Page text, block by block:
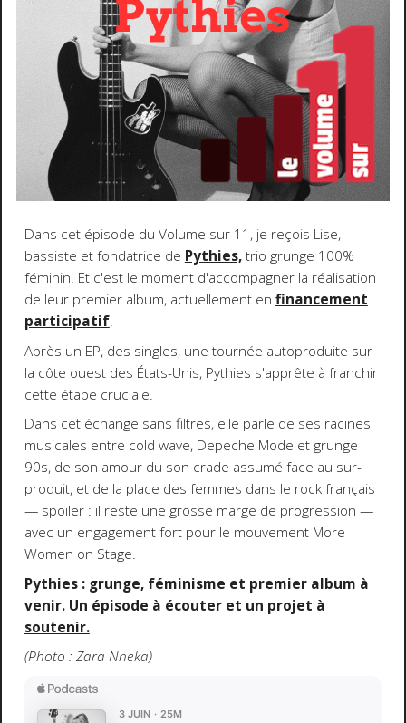
Dans cet épisode du Volume sur 11, je reçois Lise,
bassiste et fondatrice de Pythies,trio grunge 100%
féminin. Et c'est le moment d'accompagner la réalisation
de leur premier album, actuellement en financement
participatif.
Après un EP, des singles, une tournée autoproduite sur
la côte ouest des États-Unis, Pythies s'apprête à franchir
cette étape cruciale.
Dans cet échange sans filtres, elle parle de ses racines
musicales entre cold wave, Depeche Mode et grunge
90s, de son amour du son crade assumé face au sur-
produit, et de la place des femmes dans le rock français
— spoiler : il reste une grosse marge de progression —
avec un engagement fort pour le mouvement More
Women on Stage.
Pythies : grunge, féminisme et premier album à
venir. Un épisode à écouter et un projet à
soutenir.
(Photo : Zara Nneka)